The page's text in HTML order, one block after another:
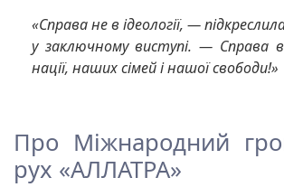
«Справа не в ідеології, —
у заключному виступі. — Справа
нації, наших сімей і нашої свободи!»
Про Міжнародний
рух «АЛЛАТРА»